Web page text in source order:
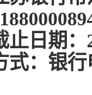
日期：
式：银